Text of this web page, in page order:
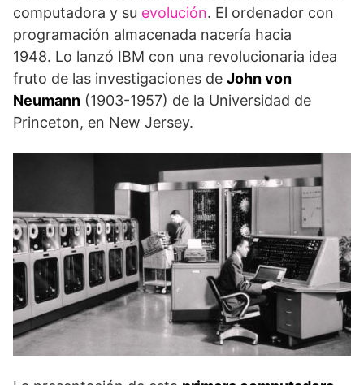
computadora y su evolución. El ordenador con
programación almacenada nacería hacia
1948. Lo lanzó IBM con una revolucionaria idea
fruto de las investigaciones de John von
Neumann (1903-1957) de la Universidad de
Princeton, en New Jersey.